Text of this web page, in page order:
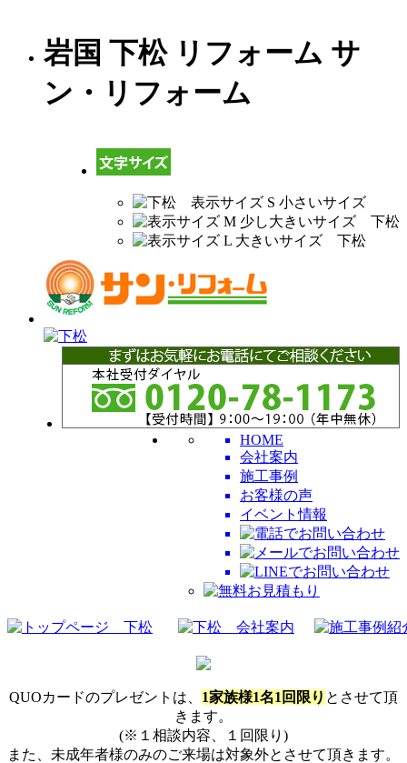
岩国 下松 リフォーム サ
ン・リフォーム
HOME
会社案内
施工事例
お客様の声
イベント情報
QUOカードのプレゼントは、 1家族様1名1回限り とさせて頂
きます。
(※１相談内容、１回限り)
また、未成年者様のみのご来場は対象外とさせて頂きます。